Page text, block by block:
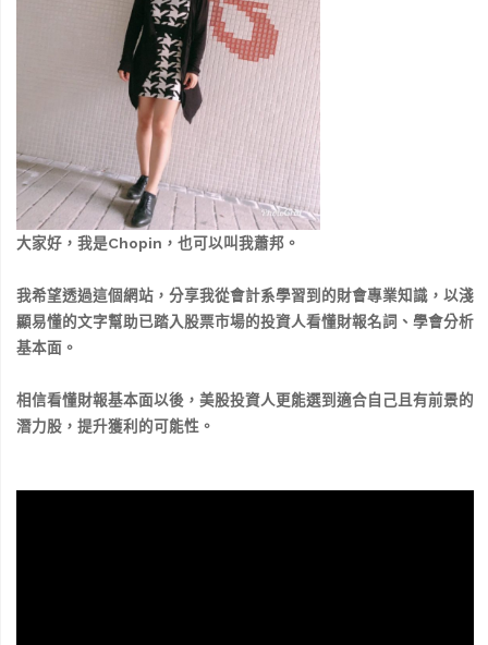
大家好，我是Chopin，也可以叫我蕭邦。
我希望透過這個網站，分享我從會計系學習到的財會專業知識，以淺
顯易懂的文字幫助已踏入股票市場的投資人看懂財報名詞、學會分析
基本面。
相信看懂財報基本面以後，美股投資人更能選到適合自己且有前景的
潛力股，提升獲利的可能性。